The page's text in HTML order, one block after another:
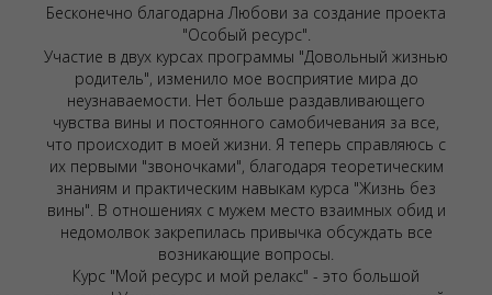
Бесконечно благодарна Любови за создание проекта
"Особый ресурс".
Участие в двух курсах программы "Довольный жизнью
родитель", изменило мое восприятие мира до
неузнаваемости. Нет больше раздавливающего
чувства вины и постоянного самобичевания за все,
что происходит в моей жизни. Я теперь справляюсь с
их первыми "звоночками", благодаря теоретическим
знаниям и практическим навыкам курса "Жизнь без
вины". В отношениях с мужем место взаимных обид и
недомолвок закрепилась привычка обсуждать все
возникающие вопросы.
Курс "Мой ресурс и мой релакс" - это большой